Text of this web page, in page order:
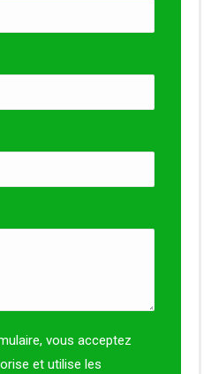
vous acceptez
et utilise les